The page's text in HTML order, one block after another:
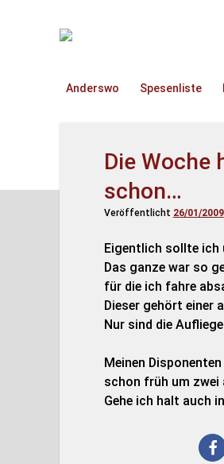
TruckOnline.de
Anderswo Spesenliste
Die Woche
schon…
Veröffentlicht 26/01/2009
Eigentlich sollte ich
Das ganze war so
für die ich fahre
Dieser gehört einer
Nur sind die
Meinen
schon früh um zwei
Gehe ich halt auch